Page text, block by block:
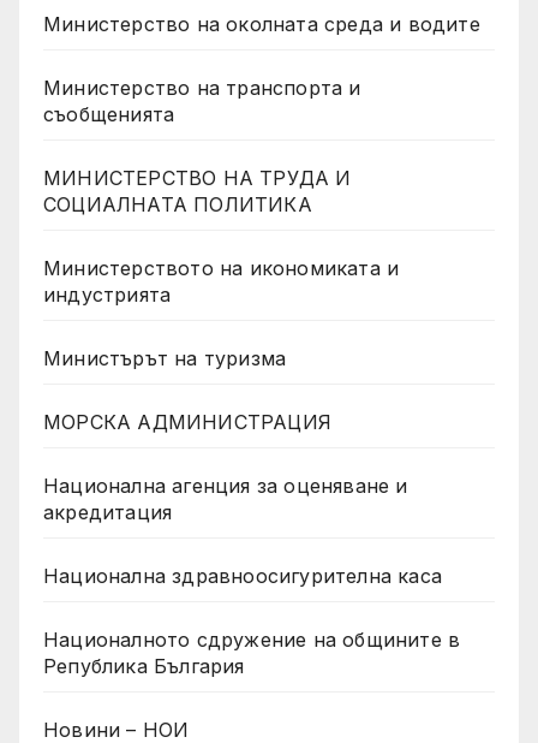
Министерство на околната среда и водите
Министерство на транспорта и
съобщенията
МИНИСТЕРСТВО НА ТРУДА И
СОЦИАЛНАТА ПОЛИТИКА
Министерството на икономиката и
индустрията
Министърът на туризма
МОРСКА АДМИНИСТРАЦИЯ
Национална агенция за оценяване и
акредитация
Национална здравноосигурителна каса
Националното сдружение на общините в
Република България
Новини – НОИ